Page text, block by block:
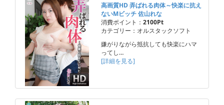
高画質HD 弄ばれる肉体～快楽に抗え
ないMビッチ 佐山れな
消費ポイント： 2100Pt
カテゴリー：オルスタックソフト
嫌がりながら抵抗しても快楽にハマ
ってし…
[詳細を見る]